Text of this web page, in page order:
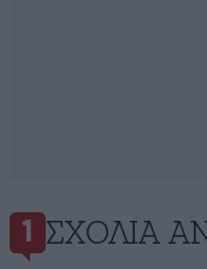
1 ΣΧΌΛΙΑ